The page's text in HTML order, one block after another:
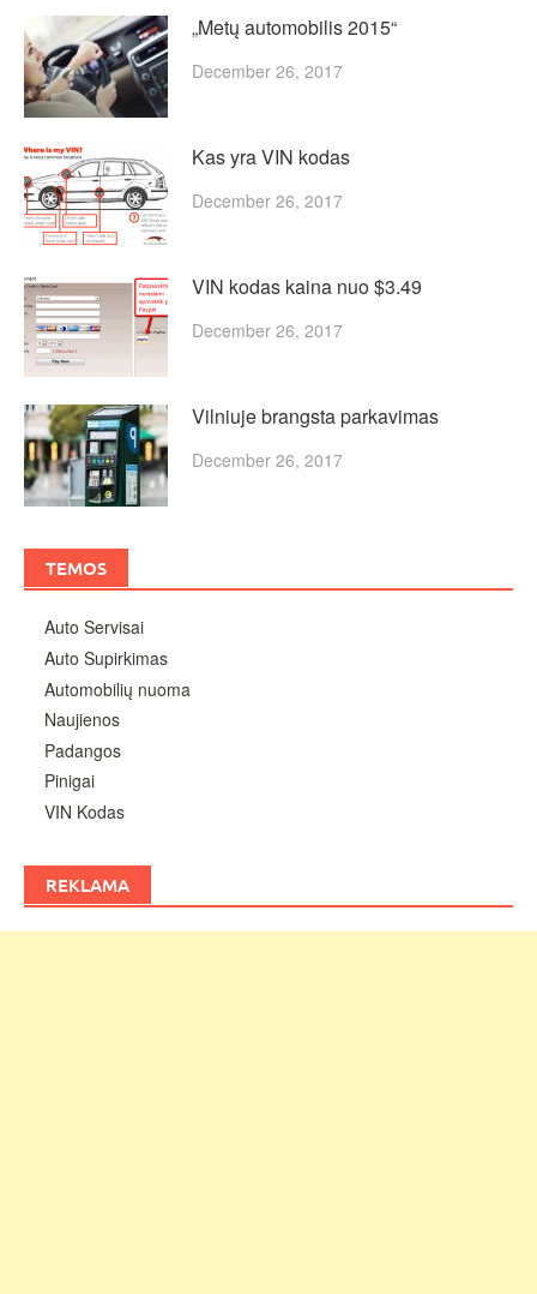
„Metų automobilis 2015“
December 26, 2017
Kas yra VIN kodas
December 26, 2017
VIN kodas kaina nuo $3.49
December 26, 2017
Vilniuje brangsta parkavimas
December 26, 2017
TEMOS
Auto Servisai
Auto Supirkimas
Automobilių nuoma
Naujienos
Padangos
Pinigai
VIN Kodas
REKLAMA